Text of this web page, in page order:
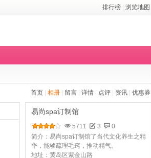
排行榜 浏览地图
首页 相册 留言 详情 点评 资讯 优惠券
易尚spa订制馆
5711 3
0
简介：易尚spa订制馆了当代文化养生之精
华，能够疏理毛窍，推动精气。
地址：黄岛区紫金山路